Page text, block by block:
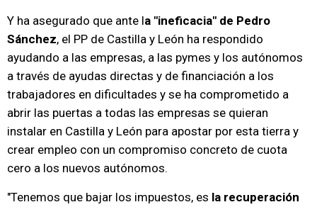
Y ha asegurado que ante la "ineficacia" de Pedro
Sánchez, el PP de Castilla y León ha respondido
ayudando a las empresas, a las pymes y los autónomos
a través de ayudas directas y de financiación a los
trabajadores en dificultades y se ha comprometido a
abrir las puertas a todas las empresas se quieran
instalar en Castilla y León para apostar por esta tierra y
crear empleo con un compromiso concreto de cuota
cero a los nuevos autónomos.
"Tenemos que bajar los impuestos, es la recuperación